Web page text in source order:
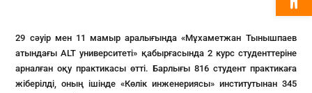
29 сәуір мен 11 мамыр аралығында «Мұхаметжан Тынышпаев
атындағы ALT университеті» қабырғасында 2 курс студенттеріне
арналған оқу практикасы өтті. Барлығы 816 студент практикаға
жіберілді, оның ішінде «Көлік инженериясы» институтынан 345